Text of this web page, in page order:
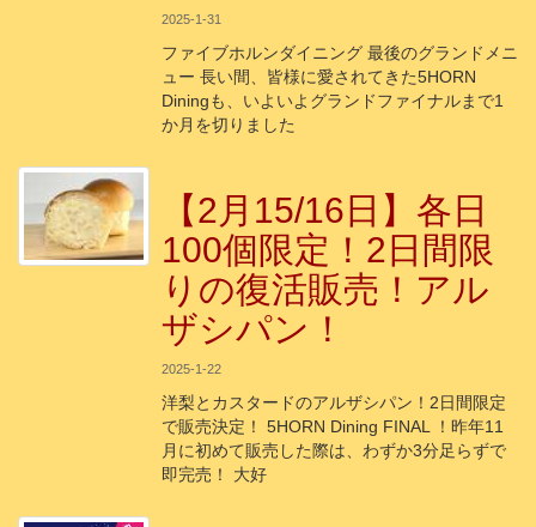
2025-1-31
ファイブホルンダイニング 最後のグランドメニ
ュー 長い間、皆様に愛されてきた5HORN
Diningも、いよいよグランドファイナルまで1
か月を切りました
【2月15/16日】各日
100個限定！2日間限
りの復活販売！アル
ザシパン！
2025-1-22
洋梨とカスタードのアルザシパン！2日間限定
で販売決定！ 5HORN Dining FINAL ！昨年11
月に初めて販売した際は、わずか3分足らずで
即完売！ 大好